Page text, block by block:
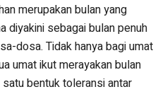
merupakan bulan yang
diyakini sebagai bulan penuh
dosa. Tidak hanya bagi umat
umat ikut merayakan bulan
bentuk toleransi antar